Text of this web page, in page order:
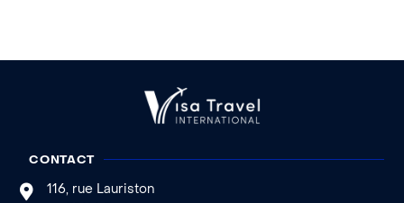
CONTACT
116, rue Lauriston